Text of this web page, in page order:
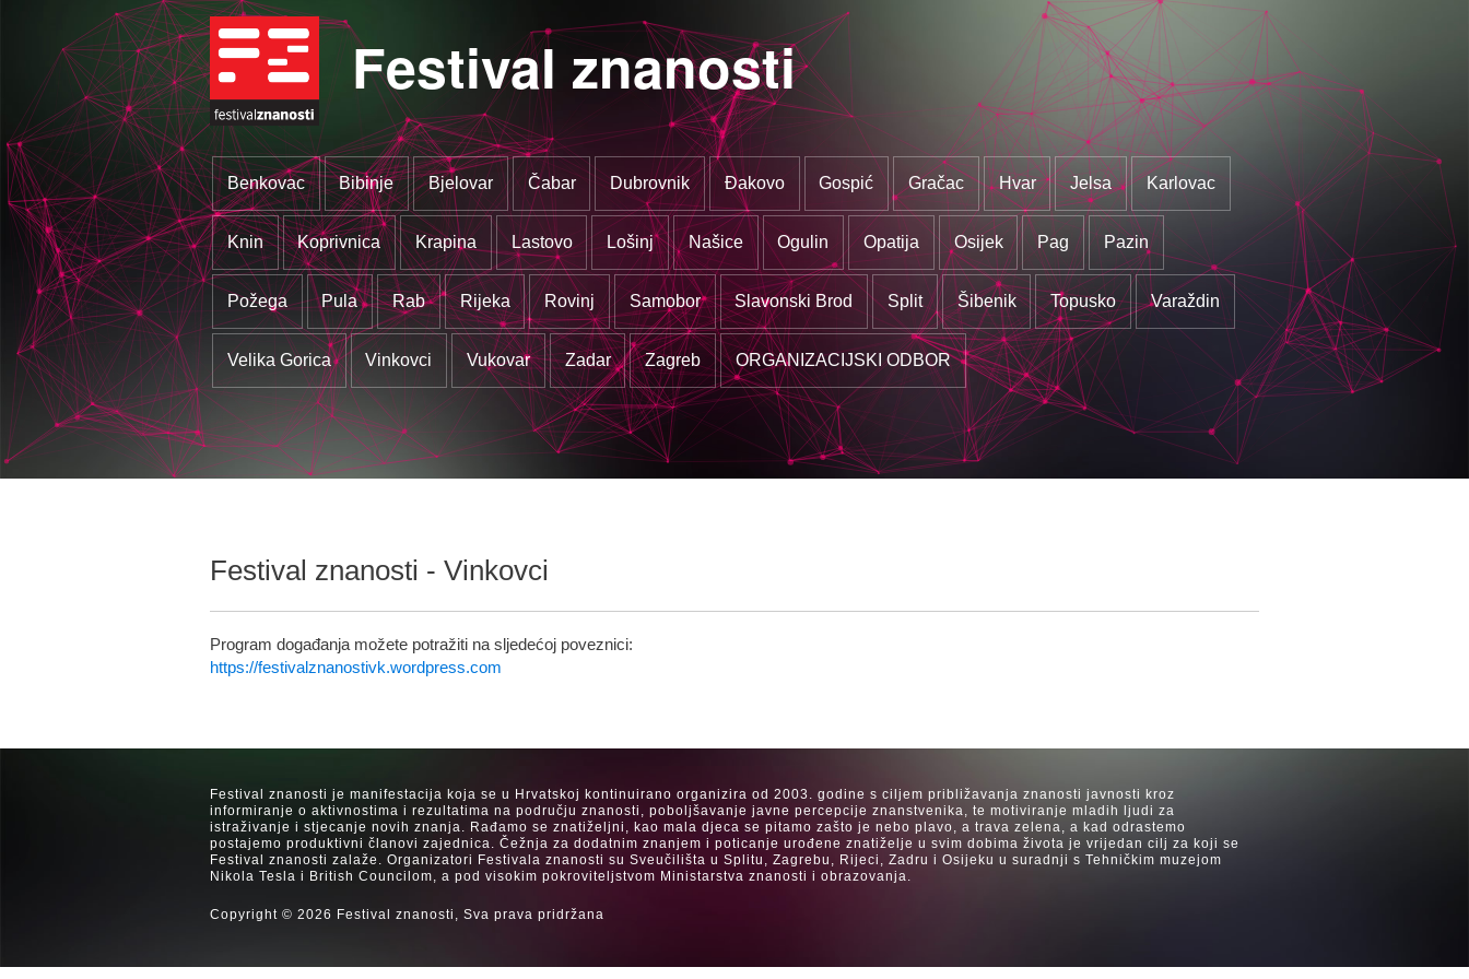
Festival znanosti
Benkovac Bibinje Bjelovar Čabar Dubrovnik Đakovo Gospić Gračac Hvar Jelsa Karlovac
Knin Koprivnica Krapina Lastovo Lošinj Našice Ogulin Opatija Osijek Pag Pazin
Požega Pula Rab Rijeka Rovinj Samobor Slavonski Brod Split Šibenik Topusko Varaždin
Velika Gorica Vinkovci Vukovar Zadar Zagreb ORGANIZACIJSKI ODBOR
Festival znanosti - Vinkovci
Program događanja možete potražiti na sljedećoj poveznici:
https://festivalznanostivk.wordpress.com
Festival znanosti je manifestacija koja se u Hrvatskoj kontinuirano organizira od 2003. godine s ciljem približavanja znanosti javnosti kroz
informiranje o aktivnostima i rezultatima na području znanosti, poboljšavanje javne percepcije znanstvenika, te motiviranje mladih ljudi za
istraživanje i stjecanje novih znanja. Rađamo se znatiželjni, kao mala djeca se pitamo zašto je nebo plavo, a trava zelena, a kad odrastemo
postajemo produktivni članovi zajednica. Čežnja za dodatnim znanjem i poticanje urođene znatiželje u svim dobima života je vrijedan cilj za koji se
Festival znanosti zalaže. Organizatori Festivala znanosti su Sveučilišta u Splitu, Zagrebu, Rijeci, Zadru i Osijeku u suradnji s Tehničkim muzejom
Nikola Tesla i British Councilom, a pod visokim pokroviteljstvom Ministarstva znanosti i obrazovanja.
Copyright © 2026 Festival znanosti, Sva prava pridržana